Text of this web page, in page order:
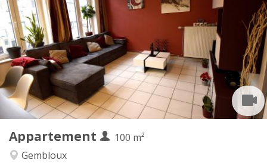
Appartement
100 m²
Gembloux
450 €
Charges:
150 €
Durée:
12 mois, 11 mois, 10 mois, 5-6 mois
Domiciliation:
Sous conditions
Aménagement
Salle de bain:
Commune
Cuisine:
Commune
Superficie:
100 m
2
Pièces privées: